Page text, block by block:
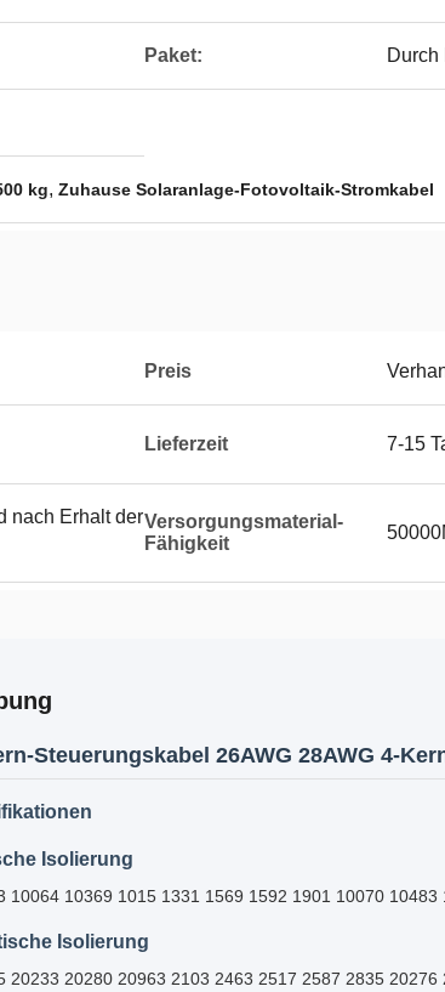
Paket: Durch
kg, Zuhause Solaranlage-Fotovoltaik-Stromkabel
Preis
Lieferzeit 7-15
nach Erhalt derVersorgungsmaterial-
Fähigkeit
Steuerungskabel 26AWG 28AWG 4-
Isolierung
10064 10369 1015 1331 1569 1592 1901 10070
Isolierung
20233 20280 20963 2103 2463 2517 2587 2835